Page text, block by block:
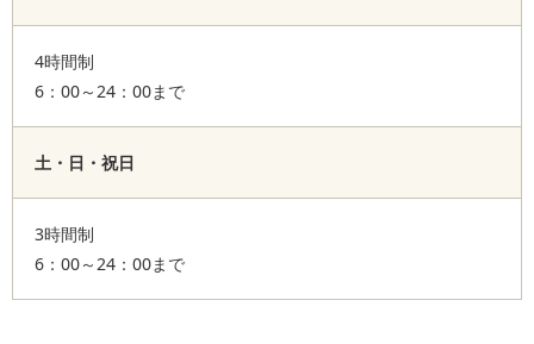
4時間制
6：00～24：00まで
土・日・祝日
3時間制
6：00～24：00まで